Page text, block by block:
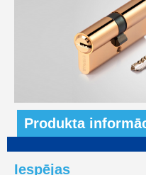
Produkta
Iespējas